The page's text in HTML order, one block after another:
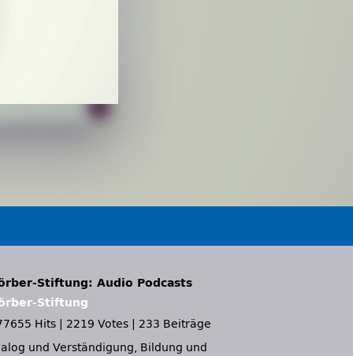
Stiftung: Audio Podcasts
Stiftung
Hits
2219 Votes
233 Beiträge
und Verständigung, Bildung und